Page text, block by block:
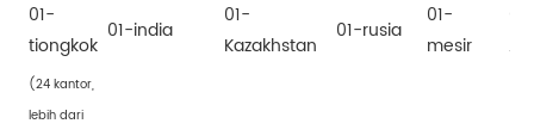
01-
tiongkok
01-india
01-
Kazakhstan
01-rusia
01-
mesir
(24 kantor,
lebih dari